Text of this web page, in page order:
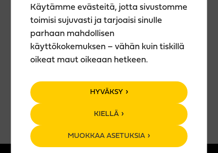
Käytämme evästeitä, jotta sivustomme
toimisi sujuvasti ja tarjoaisi sinulle
parhaan mahdollisen
käyttökokemuksen – vähän kuin tiskillä
oikeat maut oikeaan hetkeen.
HYVÄKSY
KIELLÄ
MUOKKAA ASETUKSIA
valmistuksen saloihin ja kokeilemaan omia taitojasi
ammattilaisen opastuksella. Kuka tietää – ehkä
sisältäsi löytyy tuleva baarimestari!
Tule nauttimaan kesäillasta, hyvästä tunnelmasta ja